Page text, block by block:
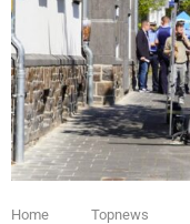
Home Topnews